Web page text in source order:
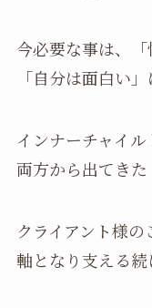
今必要な事は、
「自分は面白い
インナーチャイル
両方から出てき
クライアント様
軸となり支える続